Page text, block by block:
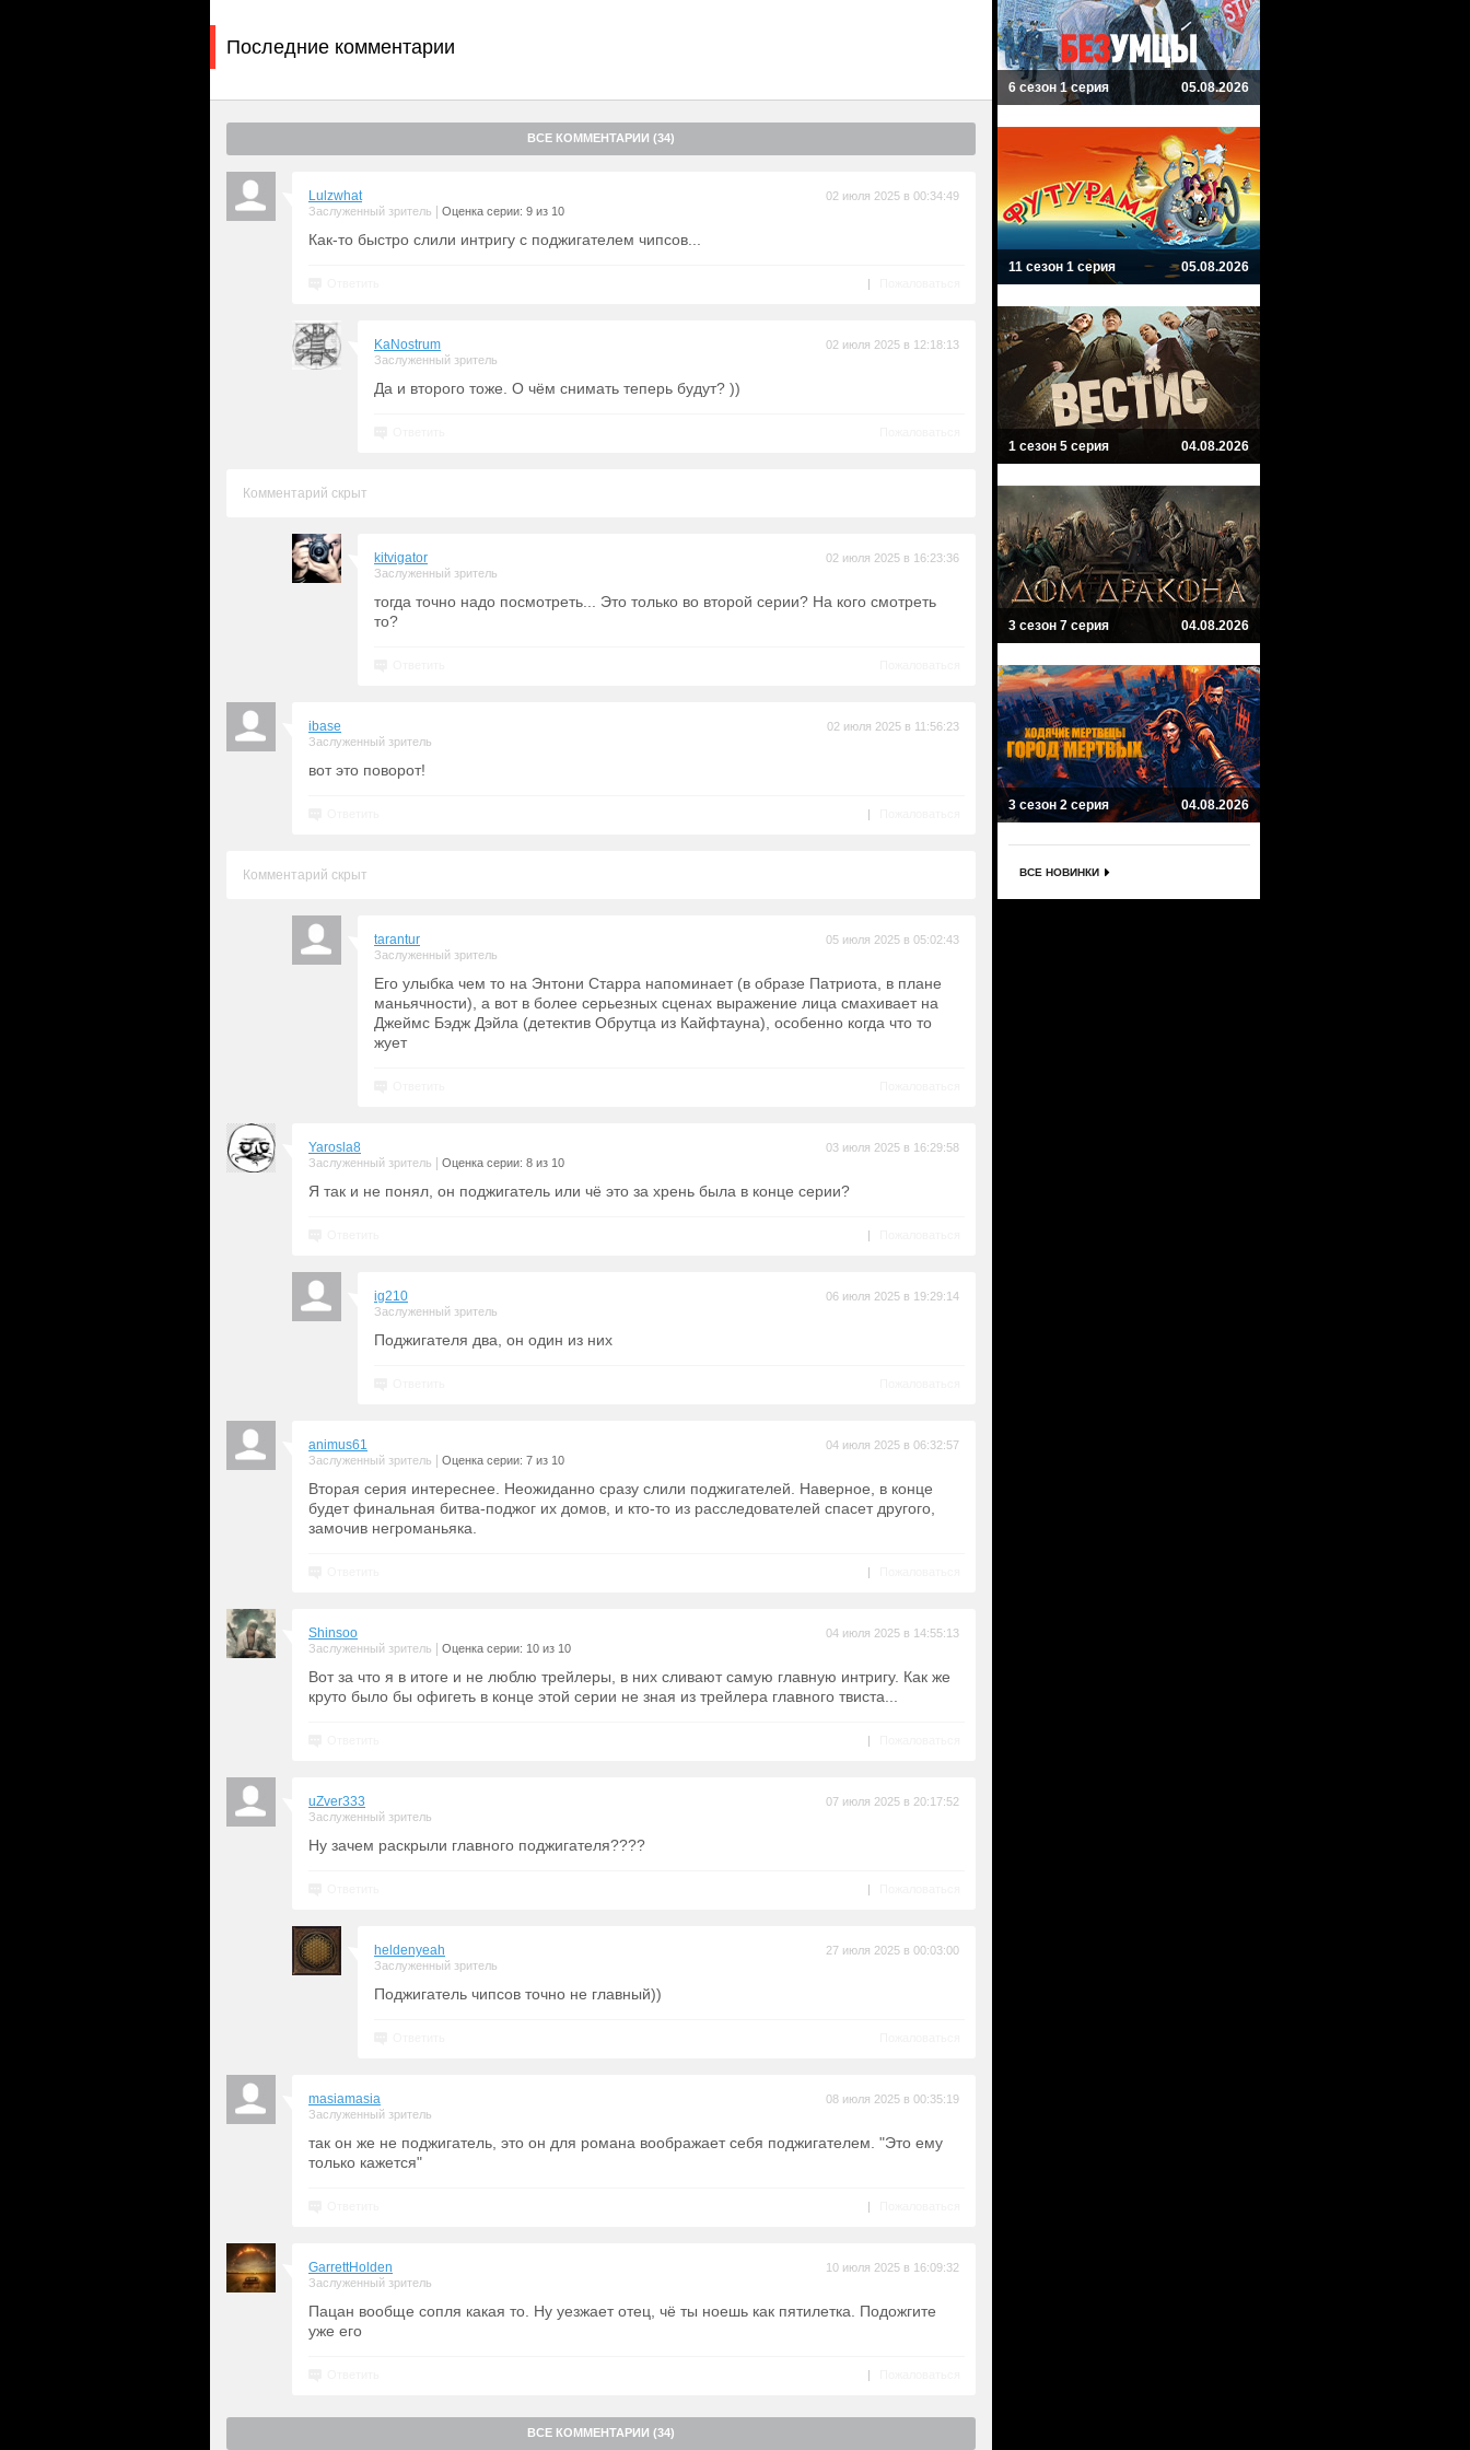
Последние комментарии
ВСЕ КОММЕНТАРИИ (34)
Lulzwhat
Заслуженный зритель Оценка серии: 9 из 10
02 июля 2025 в 00:34:49
Как-то быстро слили интригу с поджигателем чипсов...
|
KaNostrum
Заслуженный зритель
02 июля 2025 в 12:18:13
Да и второго тоже. О чём снимать теперь будут? ))
Комментарий скрыт
kitvigator
Заслуженный зритель
02 июля 2025 в 16:23:36
тогда точно надо посмотреть... Это только во второй серии? На кого смотреть
то?
ibase
Заслуженный зритель
02 июля 2025 в 11:56:23
вот это поворот!
|
Комментарий скрыт
tarantur
Заслуженный зритель
05 июля 2025 в 05:02:43
Его улыбка чем то на Энтони Старра напоминает (в образе Патриота, в плане
маньячности), а вот в более серьезных сценах выражение лица смахивает на
Джеймс Бэдж Дэйла (детектив Обрутца из Кайфтауна), особенно когда что то
жует
Yarosla8
Заслуженный зритель Оценка серии: 8 из 10
03 июля 2025 в 16:29:58
Я так и не понял, он поджигатель или чё это за хрень была в конце серии?
|
ig210
Заслуженный зритель
06 июля 2025 в 19:29:14
Поджигателя два, он один из них
animus61
Заслуженный зритель Оценка серии: 7 из 10
04 июля 2025 в 06:32:57
Вторая серия интереснее. Неожиданно сразу слили поджигателей. Наверное, в конце
будет финальная битва-поджог их домов, и кто-то из расследователей спасет другого,
замочив негроманьяка.
|
Shinsoo
Заслуженный зритель Оценка серии: 10 из 10
04 июля 2025 в 14:55:13
Вот за что я в итоге и не люблю трейлеры, в них сливают самую главную интригу. Как же
круто было бы офигеть в конце этой серии не зная из трейлера главного твиста...
|
uZver333
Заслуженный зритель
07 июля 2025 в 20:17:52
Ну зачем раскрыли главного поджигателя????
|
heldenyeah
Заслуженный зритель
27 июля 2025 в 00:03:00
Поджигатель чипсов точно не главный))
masiamasia
Заслуженный зритель
08 июля 2025 в 00:35:19
так он же не поджигатель, это он для романа воображает себя поджигателем. "Это ему
только кажется"
|
GarrettHolden
Заслуженный зритель
10 июля 2025 в 16:09:32
Пацан вообще сопля какая то. Ну уезжает отец, чё ты ноешь как пятилетка. Подожгите
уже его
|
ВСЕ КОММЕНТАРИИ (34)
6 сезон 1 серия 05.08.2026
11 сезон 1 серия 05.08.2026
1 сезон 5 серия 04.08.2026
3 сезон 7 серия 04.08.2026
3 сезон 2 серия 04.08.2026
ВСЕ НОВИНКИ